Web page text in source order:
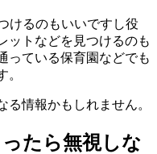
けるのもいいですし役
ットなどを見つけるのも
っている保育園などでも
。
情報かもしれません。
たら無視しな